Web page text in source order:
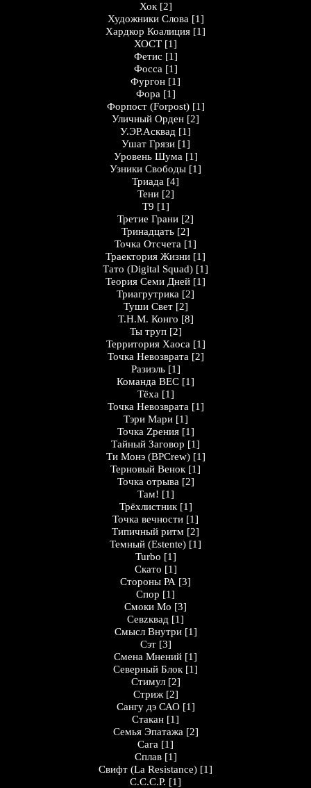
Хок [2]
Художники Слова [1]
Хардкор Коалиция [1]
ХОСТ [1]
Фетис [1]
Фосса [1]
Фургон [1]
Фора [1]
Форпост (Forpost) [1]
Уличный Орден [2]
У.ЭР.Асквад [1]
Ушат Грязи [1]
Уровень Шума [1]
Узники Свободы [1]
Триада [4]
Тени [2]
Т9 [1]
Третие Грани [2]
Тринадцать [2]
Точка Отсчета [1]
Траектория Жизни [1]
Тато (Digital Squad) [1]
Теория Семи Дней [1]
Триагрутрика [2]
Туши Cвет [2]
Т.Н.М. Конго [8]
Ты труп [2]
Территория Хаоса [1]
Точка Невозврата [2]
Разиэль [1]
Команда ВЕС [1]
Тёха [1]
Точка Невозврата [1]
Тэри Мари [1]
Точка Zрения [1]
Тайный Заговор [1]
Ти Монэ (BPCrew) [1]
Терновый Венок [1]
Точка отрыва [2]
Там! [1]
Трёхлистник [1]
Точка вечности [1]
Типичный ритм [2]
Темный (Estente) [1]
Turbo [1]
Скато [1]
Стороны РА [3]
Спор [1]
Смоки Мо [3]
Севzквад [1]
Смысл Внутри [1]
Сэт [3]
Смена Мнений [1]
Северный Блок [1]
Стимул [2]
Стриж [2]
Сангу дэ САО [1]
Стакан [1]
Семья Эпатажа [2]
Сага [1]
Сплав [1]
Свифт (La Resistance) [1]
С.С.С.Р. [1]